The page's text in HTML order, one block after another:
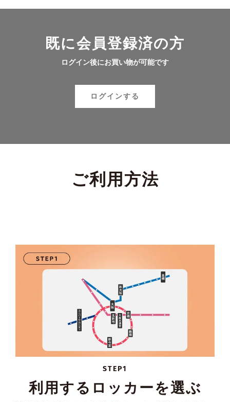
既に会員登録済の方
ログイン後にお買い物が可能です
ログインする
ご利用方法
STEP1
利用するロッカーを選ぶ